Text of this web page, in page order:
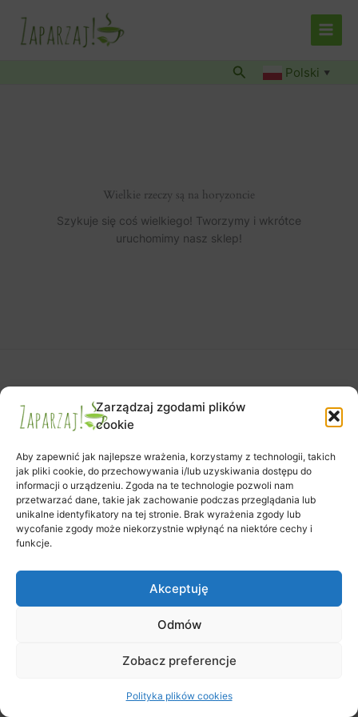
Zarządzaj zgodami plików
cookie
Aby zapewnić jak najlepsze wrażenia, korzystamy z technologii, takich
jak pliki cookie, do przechowywania i/lub uzyskiwania dostępu do
informacji o urządzeniu. Zgoda na te technologie pozwoli nam
przetwarzać dane, takie jak zachowanie podczas przeglądania lub
unikalne identyfikatory na tej stronie. Brak wyrażenia zgody lub
wycofanie zgody może niekorzystnie wpłynąć na niektóre cechy i
funkcje.
Akceptuję
Odmów
Zobacz preferencje
Polityka plików cookies
treści
Szukaj Polski ▼
Wielkie rzeczy są na horyzoncie
Szykuje się coś wielkiego! Tworzymy i wkrótce
uruchomimy nasz sklep!
Zapisy na warsztaty
Moje konto
Polityka plików cookies (EU)